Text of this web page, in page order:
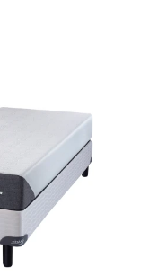
- ONE SIDE,
cm y 60cm
y el sommier.
30 Kg
Confort